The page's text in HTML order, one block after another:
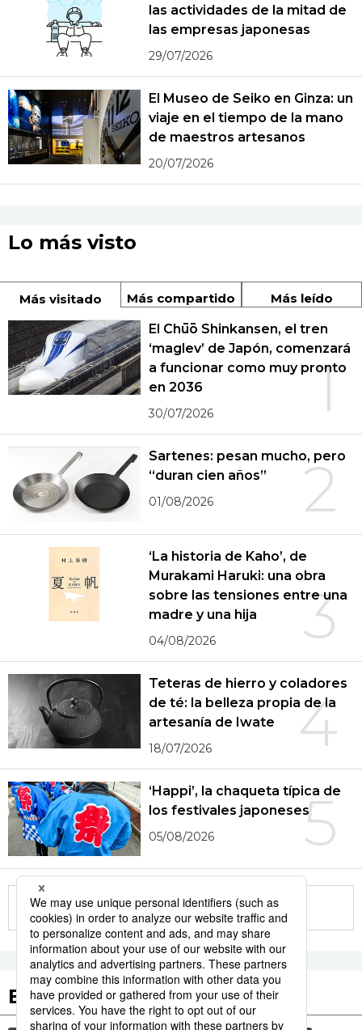
las actividades de la mitad de
las empresas japonesas
29/07/2026
El Museo de Seiko en Ginza: un
viaje en el tiempo de la mano
de maestros artesanos
20/07/2026
Lo más visto
Más visitado Más compartido Más leído
1
El Chūō Shinkansen, el tren
‘maglev’ de Japón, comenzará
a funcionar como muy pronto
en 2036
30/07/2026
2
Sartenes: pesan mucho, pero
“duran cien años”
01/08/2026
3
‘La historia de Kaho’, de
Murakami Haruki: una obra
sobre las tensiones entre una
madre y una hija
04/08/2026
4
Teteras de hierro y coladores
de té: la belleza propia de la
artesanía de Iwate
18/07/2026
5
‘Happi’, la chaqueta típica de
los festivales japoneses
05/08/2026
More in this series
Etiquetas destacadas